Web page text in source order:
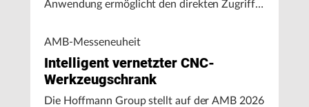
Anwendung ermöglicht den direkten Zugriff
Energieverbrauch.
AMB-Messeneuheit
Intelligent vernetzter CNC-
Werkzeugschrank
Die Hoffmann Group stellt auf der AMB 2026